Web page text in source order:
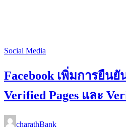
Social Media
Facebook เพิ่มการยืน
Verified Pages และ
charathBank